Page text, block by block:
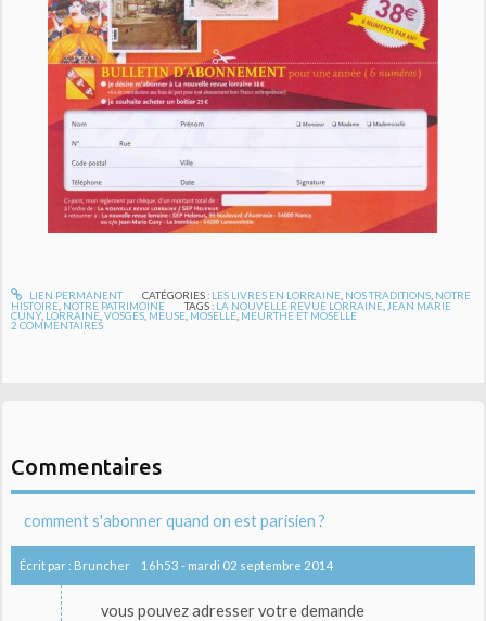
LIEN PERMANENT CATÉGORIES : LES LIVRES EN LORRAINE, NOS TRADITIONS, NOTRE
HISTOIRE NOTRE PATRIMOINE TAGS : LA NOUVELLE REVUE LORRAINE JEAN MARIE
CUNY, LORRAINE ,VOSGES MEUSE MOSELLE MEURTHE ET MOSELLE
2 COMMENTAIRES
Commentaires
comment s'abonner quand on est parisien ?
Écrit par : Bruncher 16h53 - mardi 02 septembre 2014
vous pouvez adresser votre demande